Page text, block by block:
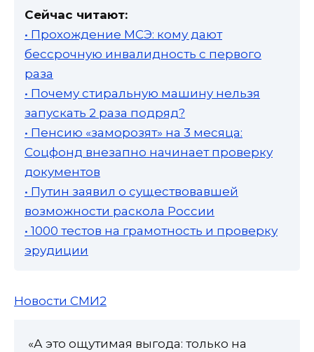
Сейчас читают:
• Прохождение МСЭ: кому дают
бессрочную инвалидность с первого
раза
• Почему стиральную машину нельзя
запускать 2 раза подряд?
• Пенсию «заморозят» на 3 месяца:
Соцфонд внезапно начинает проверку
документов
• Путин заявил о существовавшей
возможности раскола России
• 1000 тестов на грамотность и проверку
эрудиции
Новости СМИ2
«А это ощутимая выгода: только на